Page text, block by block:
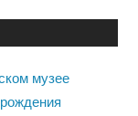
музее